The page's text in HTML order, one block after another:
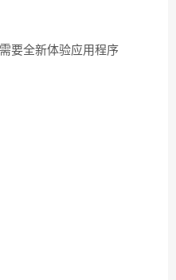
要全新体验应用程序